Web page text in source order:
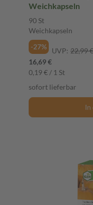
Weichkapseln
90 St
Weichkapseln
-27%
UVP: 22,99 €
16,69 €
0,19 € / 1 St
sofort lieferbar
In